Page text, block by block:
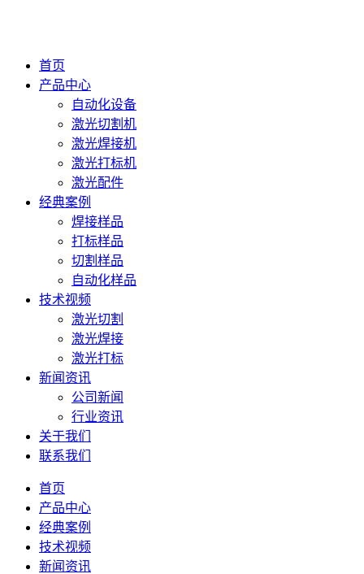
首页
产品中心
自动化设备
激光切割机
激光焊接机
激光打标机
激光配件
经典案例
焊接样品
打标样品
切割样品
自动化样品
技术视频
激光切割
激光焊接
激光打标
新闻资讯
公司新闻
行业资讯
关于我们
联系我们
首页
产品中心
经典案例
技术视频
新闻资讯